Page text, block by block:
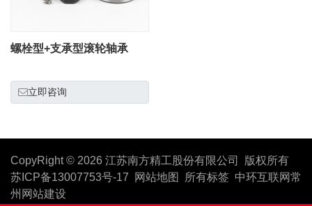
螺栓型+支承型滚轮轴承
立即咨询
CopyRight © 2026 江苏南方精工股份有限公司 版权所有
苏ICP备13007753号-17
网站地图 所有标签 中环互联网常
州网站建设